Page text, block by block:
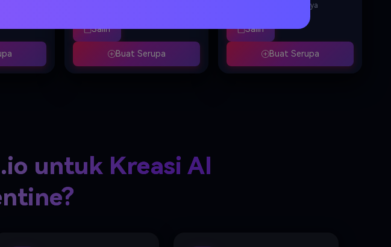
latar
mewah
bunga kering, stiker hati, catatan
cinta tulisan tangan, kombinasi
warna krem dan pink, estetika
kolase Instagram tren, kualitas 8K
Salin
Buat Serupa
padang bunga liar, cahaya
matahari terbenam dari belakang,
gaun mengalir dan busana kasual,
ekspresi spontan otentik, grading
warna hangat seperti film, estetika
fotografi gaya hidup romantis, sesi
Salin
Buat Serupa
untuk Kreasi AI